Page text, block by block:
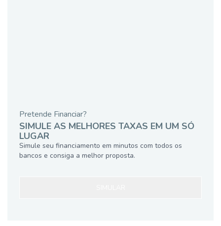
Pretende Financiar?
SIMULE AS MELHORES TAXAS EM UM SÓ
LUGAR
Simule seu financiamento em minutos com todos os
bancos e consiga a melhor proposta.